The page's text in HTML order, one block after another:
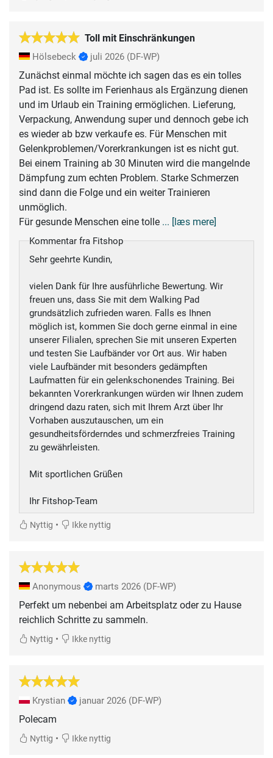
Toll mit Einschränkungen
Hölsebeck juli 2026 (DF-WP)
Zunächst einmal möchte ich sagen das es ein tolles
Pad ist. Es sollte im Ferienhaus als Ergänzung dienen
und im Urlaub ein Training ermöglichen. Lieferung,
Verpackung, Anwendung super und dennoch gebe ich
es wieder ab bzw verkaufe es. Für Menschen mit
Gelenkproblemen/Vorerkrankungen ist es nicht gut.
Bei einem Training ab 30 Minuten wird die mangelnde
Dämpfung zum echten Problem. Starke Schmerzen
sind dann die Folge und ein weiter Trainieren
unmöglich.
Für gesunde Menschen eine tolle ... [læs mere]
Kommentar fra Fitshop
Sehr geehrte Kundin,
vielen Dank für Ihre ausführliche Bewertung. Wir
freuen uns, dass Sie mit dem Walking Pad
grundsätzlich zufrieden waren. Falls es Ihnen
möglich ist, kommen Sie doch gerne einmal in eine
unserer Filialen, sprechen Sie mit unseren Experten
und testen Sie Laufbänder vor Ort aus. Wir haben
viele Laufbänder mit besonders gedämpften
Laufmatten für ein gelenkschonendes Training. Bei
bekannten Vorerkrankungen würden wir Ihnen zudem
dringend dazu raten, sich mit Ihrem Arzt über Ihr
Vorhaben auszutauschen, um ein
gesundheitsförderndes und schmerzfreies Training
zu gewährleisten.
Mit sportlichen Grüßen
Ihr Fitshop-Team
Nyttig • Ikke nyttig
Anonymous marts 2026 (DF-WP)
Perfekt um nebenbei am Arbeitsplatz oder zu Hause
reichlich Schritte zu sammeln.
Nyttig • Ikke nyttig
Krystian januar 2026 (DF-WP)
Polecam
Nyttig • Ikke nyttig